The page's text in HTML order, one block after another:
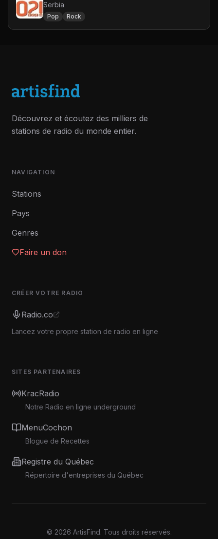
Serbia
Pop Rock
Découvrez et écoutez des milliers de
stations de radio du monde entier.
NAVIGATION
Stations
Pays
Genres
Faire un don
CRÉER VOTRE RADIO
Radio.co
Lancez votre propre station de radio en ligne
SITES PARTENAIRES
KracRadio
Notre Radio en ligne underground
MenuCochon
Blogue de Recettes
Registre du Québec
Répertoire d'entreprises du Québec
© 2026 ArtisFind. Tous droits réservés.